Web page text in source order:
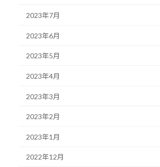
2023年7月
2023年6月
2023年5月
2023年4月
2023年3月
2023年2月
2023年1月
2022年12月